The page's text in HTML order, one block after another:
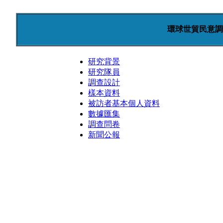
環球世貿民意
研究背景
研究隊員
調查設計
樣本資料
被訪者基本個人資料
數據匯集
調查問卷
新聞公報